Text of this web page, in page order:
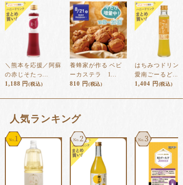
＼熊本を応援／阿蘇
の赤じそたっ...
1,188 円(税込)
養蜂家が作る ベビ
ーカステラ 1...
810 円 (税込)
はちみつドリン
愛南ごーるど...
1,404 円 (税込)
⼈気ランキング